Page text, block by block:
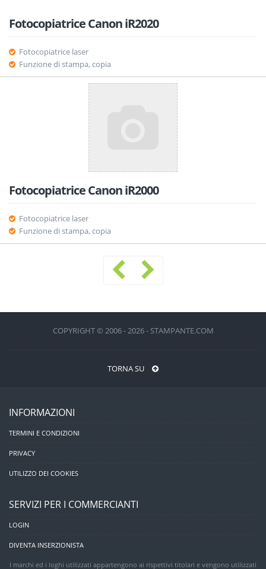
Fotocopiatrice Canon iR2020
Fotocopiatrice laser
Funzione di stampa, copia
Fotocopiatrice Canon iR2000
Fotocopiatrice laser
Funzione di stampa, copia
COPYRIGHT © 2006 - 2026 - STAMPANTE.COM
TORNA SU
INFORMAZIONI
TERMINI E CONDIZIONI
PRIVACY
UTILIZZO DEI COOKIES
SERVIZI PER I COMMERCIANTI
LOGIN
DIVENTA INSERZIONISTA
I marchi ed i loghi utilizzati appartengono ai rispettivi titolari e vengono utilizzati